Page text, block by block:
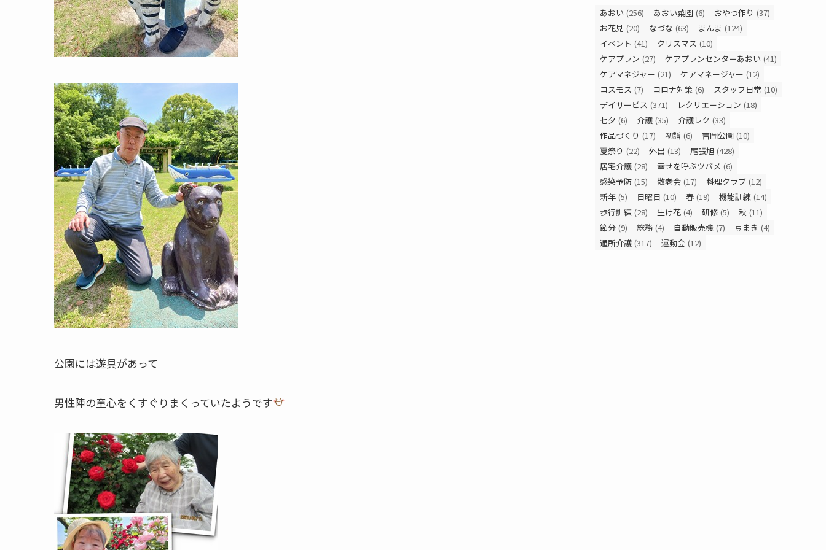
公園には遊具があって
男性陣の童心をくすぐりまくっていたようです
あおい (256) あおい菜園 (6) おやつ作り (37)
お花見 (20) なづな (63) まんま (124)
イベント (41) クリスマス (10)
ケアプラン (27) ケアプランセンターあおい (41)
ケアマネジャー (21) ケアマネージャー (12)
コスモス (7) コロナ対策 (6) スタッフ日常 (10)
デイサービス (371) レクリエーション (18)
七夕 (6) 介護 (35) 介護レク (33)
作品づくり (17) 初詣 (6) 吉岡公園 (10)
夏祭り (22) 外出 (13) 尾張旭 (428)
居宅介護 (28) 幸せを呼ぶツバメ (6)
感染予防 (15) 敬老会 (17) 料理クラブ (12)
新年 (5) 日曜日 (10) 春 (19) 機能訓練 (14)
歩行訓練 (28) 生け花 (4) 研修 (5) 秋 (11)
節分 (9) 総務 (4) 自動販売機 (7) 豆まき (4)
通所介護 (317) 運動会 (12)